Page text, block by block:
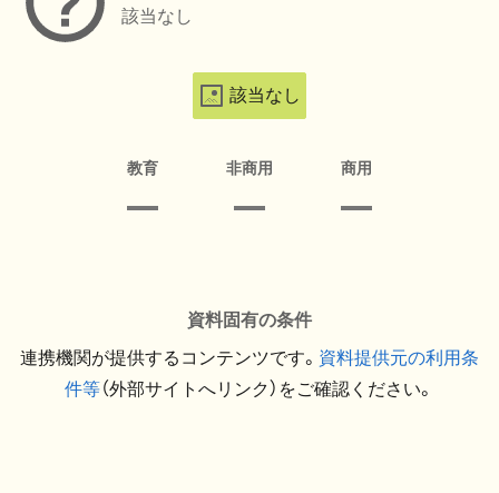
該当なし
該当なし
教育 非商用 商用
資料固有の条件
連携機関が提供するコンテンツです。 資料提供元の利用条
件等（外部サイトへリンク）をご確認ください。